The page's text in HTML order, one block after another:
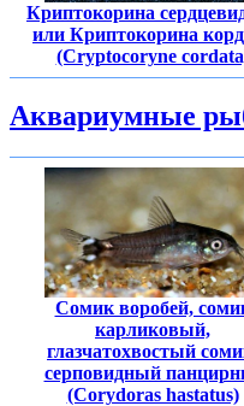
Криптокорина
или Криптокорина
(Cryptocoryne
Аквариумные
Сомик воробей,
карликовый,
глазчатохвостый
серповидный
(Corydoras hastatus)